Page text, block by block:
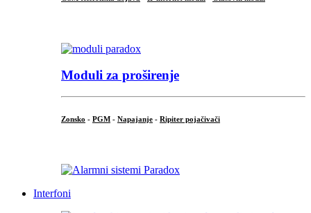
Moduli za proširenje
Zonsko - PGM - Napajanje - Ripiter pojačivači
Interfoni